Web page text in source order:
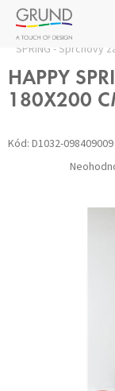
Prejsť
obsah
Domov
/ Kúpeľňové
SPRING - Sprchový
HAPPY
180X200
Kód: D1032-098409009
Priemerné
hodnotenie